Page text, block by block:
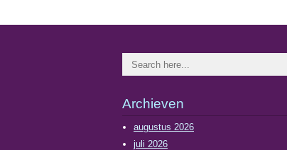
Archieven
augustus 2026
juli 2026